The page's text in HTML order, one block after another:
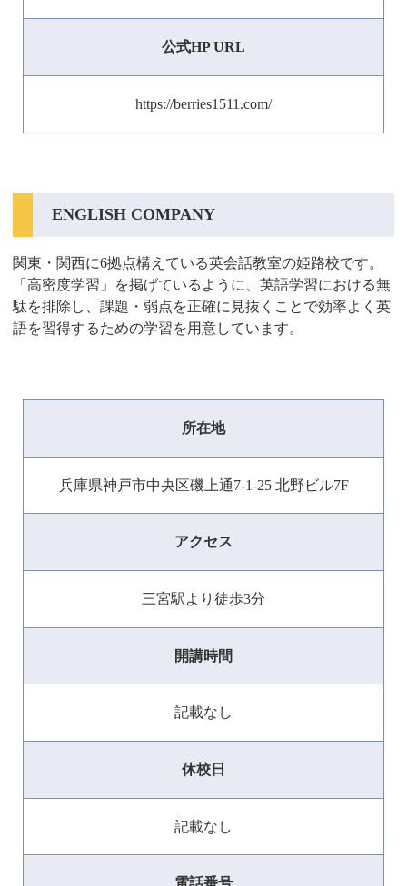
公式HP URL
https://berries1511.com/
ENGLISH COMPANY
関東・関西に6拠点構えている英会話教室の姫路校です。
「高密度学習」を掲げているように、英語学習における無
駄を排除し、課題・弱点を正確に見抜くことで効率よく英
語を習得するための学習を用意しています。
所在地
兵庫県神戸市中央区磯上通7-1-25 北野ビル7F
アクセス
三宮駅より徒歩3分
開講時間
記載なし
休校日
記載なし